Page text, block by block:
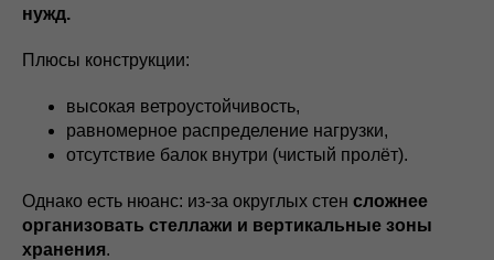
нужд.
Плюсы конструкции:
высокая ветроустойчивость,
равномерное распределение нагрузки,
отсутствие балок внутри (чистый пролёт).
Однако есть нюанс: из-за округлых стен сложнее
организовать стеллажи и вертикальные зоны
хранения.